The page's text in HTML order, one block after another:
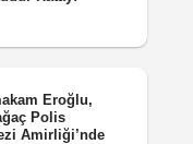
Eroğlu,
Polis
Amirliği’nde